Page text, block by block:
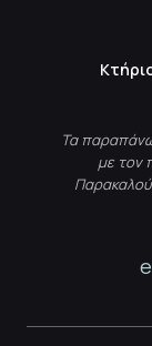
Τα
με τον